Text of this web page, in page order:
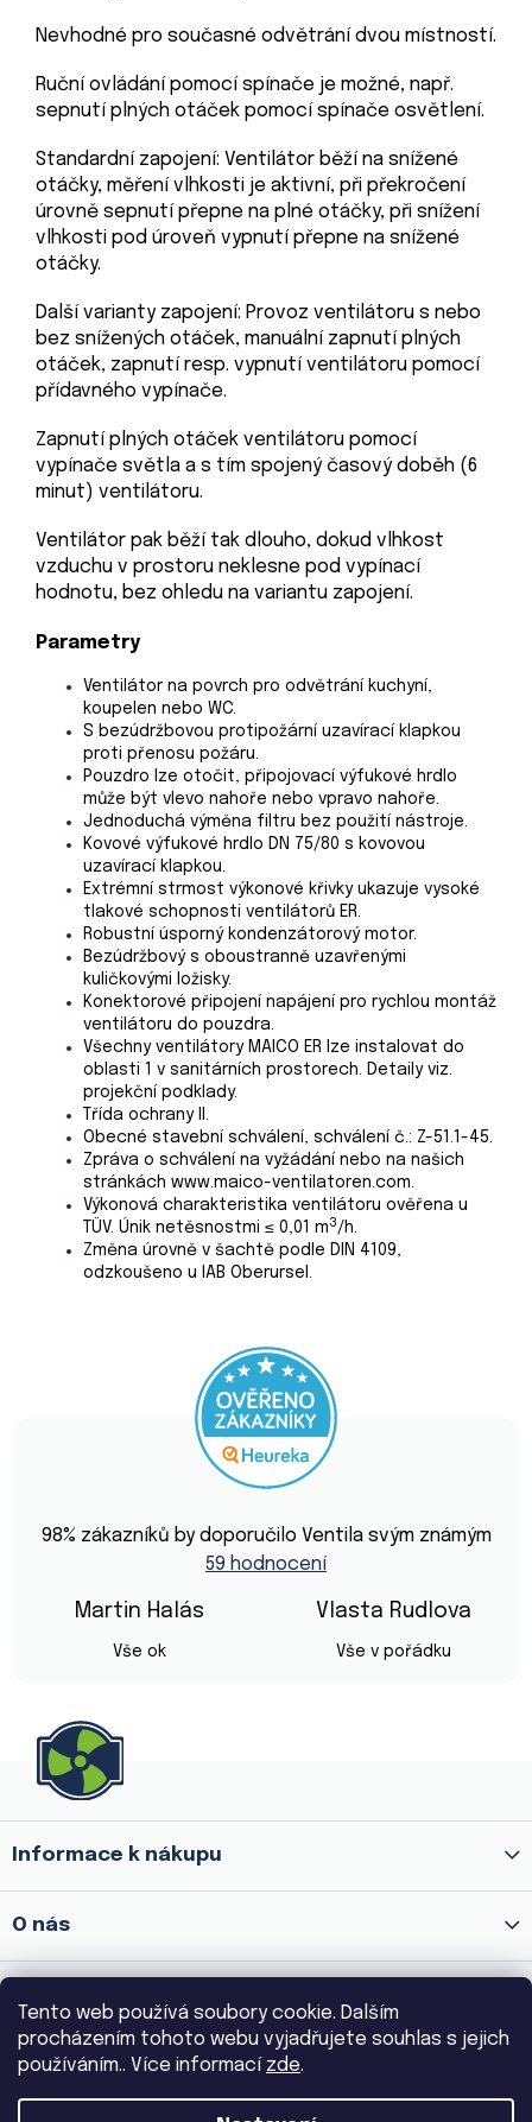
Tento web používá soubory cookie. Dalším
procházením tohoto webu vyjadřujete souhlas s jejich
používáním.. Více informací zde.
Nevhodné pro současné odvětrání dvou místností.
Ruční ovládání pomocí spínače je možné, např.
sepnutí plných otáček pomocí spínače osvětlení.
Standardní zapojení: Ventilátor běží na snížené
otáčky, měření vlhkosti je aktivní, při překročení
úrovně sepnutí přepne na plné otáčky, při snížení
vlhkosti pod úroveň vypnutí přepne na snížené
otáčky.
Další varianty zapojení: Provoz ventilátoru s nebo
bez snížených otáček, manuální zapnutí plných
otáček, zapnutí resp. vypnutí ventilátoru pomocí
přídavného vypínače.
Zapnutí plných otáček ventilátoru pomocí
vypínače světla a s tím spojený časový doběh (6
minut) ventilátoru.
Ventilátor pak běží tak dlouho, dokud vlhkost
vzduchu v prostoru neklesne pod vypínací
hodnotu, bez ohledu na variantu zapojení.
Parametry
Ventilátor na povrch pro odvětrání kuchyní,
koupelen nebo WC.
S bezúdržbovou protipožární uzavírací klapkou
proti přenosu požáru.
Pouzdro lze otočit, připojovací výfukové hrdlo
může být vlevo nahoře nebo vpravo nahoře.
Jednoduchá výměna filtru bez použití nástroje.
Kovové výfukové hrdlo DN 75/80 s kovovou
uzavírací klapkou.
Extrémní strmost výkonové křivky ukazuje vysoké
tlakové schopnosti ventilátorů ER.
Robustní úsporný kondenzátorový motor.
Bezúdržbový s oboustranně uzavřenými
kuličkovými ložisky.
Konektorové připojení napájení pro rychlou montáž
ventilátoru do pouzdra.
Všechny ventilátory MAICO ER lze instalovat do
oblasti 1 v sanitárních prostorech. Detaily viz.
projekční podklady.
Třída ochrany II.
Obecné stavební schválení, schválení č.: Z-51.1-45.
Zpráva o schválení na vyžádání nebo na našich
stránkách www.maico-ventilatoren.com.
Výkonová charakteristika ventilátoru ověřena u
TÜV. Únik netěsnostmi ≤ 0,01 m 3 /h.
Změna úrovně v šachtě podle DIN 4109,
odzkoušeno u IAB Oberursel.
hodnocení
obchodu
je
hvězdiček.
98% zákazníků by doporučilo Ventila svým známým
59 hodnocení
Martin Halás
Vše ok
Vlasta Rudlova
Vše v pořádku
p
a Informace k nákupu
O nás
Prodejna Praha 3 - Žižkov